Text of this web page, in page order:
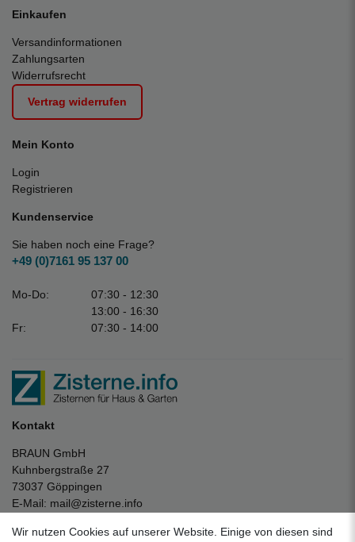
Einkaufen
Versandinformationen
Zahlungsarten
Widerrufsrecht
Vertrag widerrufen
Mein Konto
Login
Registrieren
Kundenservice
Sie haben noch eine Frage?
+49 (0)7161 95 137 00
Mo-Do:
07:30 - 12:30
13:00 - 16:30
Fr:
07:30 - 14:00
Kontakt
BRAUN GmbH
Kuhnbergstraße 27
73037 Göppingen
E-Mail: mail@zisterne.info
Wir nutzen Cookies auf unserer Website. Einige von diesen sind